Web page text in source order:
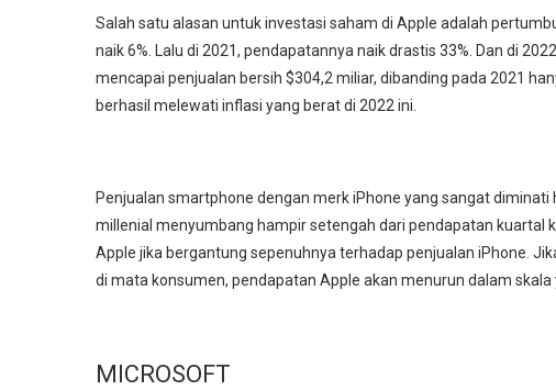
Salah satu alasan untukinvestasi saham di Apple adalah
naik 6%. Lalu di 2021, pendapatannya naik drastis 33%. Dan di
mencapai penjualan bersih $304,2 miliar, dibanding pada 2021
berhasil melewati inflasi yang berat di 2022 ini.
Penjualan smartphone dengan merk iPhone yang sangat
millenial menyumbang hampir setengah dari pendapatan kuartal
Apple jika bergantung sepenuhnya terhadap penjualan iPhone.
di mata konsumen, pendapatan Apple akan menurun dalam skala
MICROSOFT